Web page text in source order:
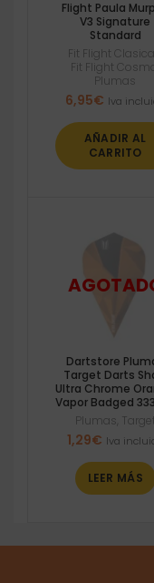
Flight Paula
V3 Signature
Standard
Fit Flight
Fit Flight
Plumas
6,95€ Iva
AÑADIR AL
CARRITO
Dartstore
Target Darts
Ultra Chrome
Vapor Badged
Plumas Target
1,29€ Iva
LEER MÁS